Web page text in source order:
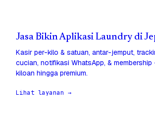
Jasa Bikin Aplikasi Laundry di
Kasir per-kilo & satuan, antar-jemput,
cucian, notifikasi WhatsApp, &
kiloan hingga premium.
Lihat layanan →